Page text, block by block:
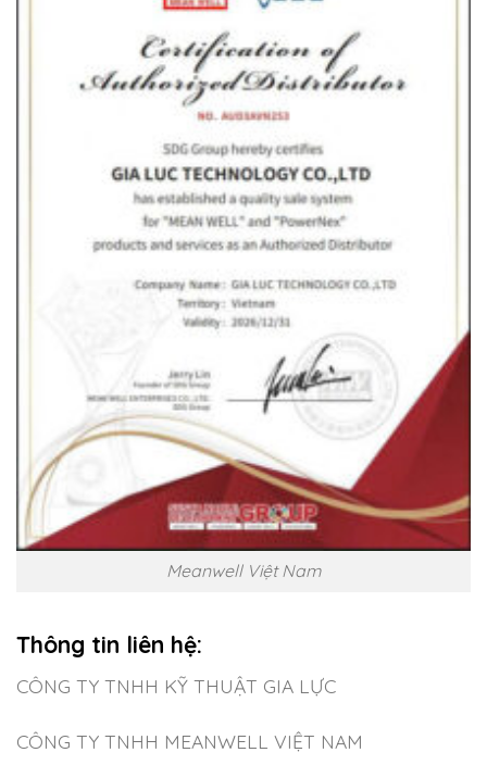
Meanwell Việt Nam
Thông tin liên hệ:
CÔNG TY TNHH KỸ THUẬT GIA LỰC
CÔNG TY TNHH MEANWELL VIỆT NAM